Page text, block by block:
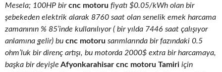
Mesela; 100HP bircnc motoru fiyatı $0.05/kWh olan bir
şebekeden elektrik alarak 8760 saat olan senelik emek harcama
zamanının % 85’inde kullanılıyor ( bir yılda 7446 saat çalışıyor
anlamına gelir) bu cnc motoru sarımlarında bir fazındaki 0.5
ohm’luk bir direnç artışı, bu motorda 2000$ extra bir harcamaya,
başka bir deyişle Afyonkarahisar cnc motoru Tamiri için